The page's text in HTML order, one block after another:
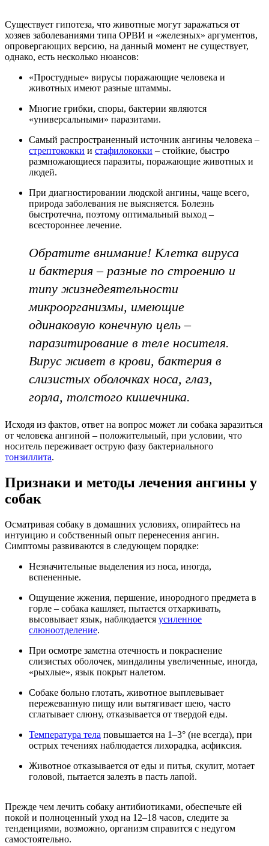
Существует гипотеза, что животные могут заражаться от
хозяев заболеваниями типа ОРВИ и «железных» аргументов,
опровергающих версию, на данный момент не существует,
однако, есть несколько нюансов:
«Простудные» вирусы поражающие человека и
животных имеют разные штаммы.
Многие грибки, споры, бактерии являются
«универсальными» паразитами.
Самый распространенный источник ангины человека –
стрептококки и стафилококки – стойкие, быстро
размножающиеся паразиты, поражающие животных и
людей.
При диагностировании людской ангины, чаще всего,
природа заболевания не выясняется. Болезнь
быстротечна, поэтому оптимальный выход –
всестороннее лечение.
Обратите внимание! Клетка вируса
и бактерия – разные по строению и
типу жизнедеятельности
микроорганизмы, имеющие
одинаковую конечную цель –
паразитирование в теле носителя.
Вирус живет в крови, бактерия в
слизистых оболочках носа, глаз,
горла, толстого кишечника.
Исходя из фактов, ответ на вопрос может ли собака заразиться
от человека ангиной – положительный, при условии, что
носитель переживает острую фазу бактериального
тонзиллита.
Признаки и методы лечения ангины у
собак
Осматривая собаку в домашних условиях, опирайтесь на
интуицию и собственный опыт перенесения ангин.
Симптомы развиваются в следующем порядке:
Незначительные выделения из носа, иногда,
вспененные.
Ощущение жжения, першение, инородного предмета в
горле – собака кашляет, пытается отхаркивать,
высовывает язык, наблюдается усиленное
слюноотделение.
При осмотре заметна отечность и покраснение
слизистых оболочек, миндалины увеличенные, иногда,
«рыхлые», язык покрыт налетом.
Собаке больно глотать, животное выплевывает
пережеванную пищу или вытягивает шею, часто
сглатывает слюну, отказывается от твердой еды.
Температура тела повышается на 1–3° (не всегда), при
острых течениях наблюдается лихорадка, асфиксия.
Животное отказывается от еды и питья, скулит, мотает
головой, пытается залезть в пасть лапой.
Прежде чем лечить собаку антибиотиками, обеспечьте ей
покой и полноценный уход на 12–18 часов, следите за
тенденциями, возможно, организм справится с недугом
самостоятельно.